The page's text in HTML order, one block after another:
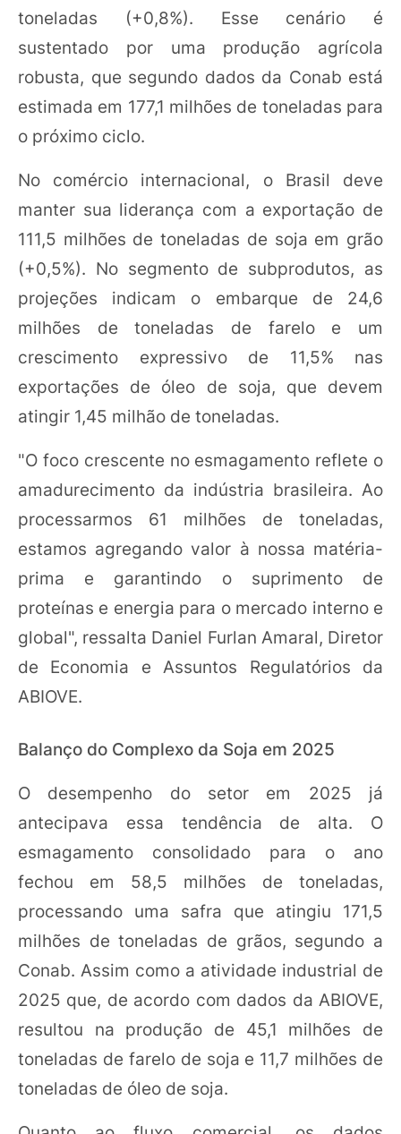
toneladas (+0,8%). Esse cenário é
sustentado por uma produção agrícola
robusta, que segundo dados da Conab está
estimada em 177,1 milhões de toneladas para
o próximo ciclo.
No comércio internacional, o Brasil deve
manter sua liderança com a exportação de
111,5 milhões de toneladas de soja em grão
(+0,5%). No segmento de subprodutos, as
projeções indicam o embarque de 24,6
milhões de toneladas de farelo e um
crescimento expressivo de 11,5% nas
exportações de óleo de soja, que devem
atingir 1,45 milhão de toneladas.
"O foco crescente no esmagamento reflete o
amadurecimento da indústria brasileira. Ao
processarmos 61 milhões de toneladas,
estamos agregando valor à nossa matéria-
prima e garantindo o suprimento de
proteínas e energia para o mercado interno e
global", ressalta Daniel Furlan Amaral, Diretor
de Economia e Assuntos Regulatórios da
ABIOVE.
Balanço do Complexo da Soja em 2025
O desempenho do setor em 2025 já
antecipava essa tendência de alta. O
esmagamento consolidado para o ano
fechou em 58,5 milhões de toneladas,
processando uma safra que atingiu 171,5
milhões de toneladas de grãos, segundo a
Conab. Assim como a atividade industrial de
2025 que, de acordo com dados da ABIOVE,
resultou na produção de 45,1 milhões de
toneladas de farelo de soja e 11,7 milhões de
toneladas de óleo de soja.